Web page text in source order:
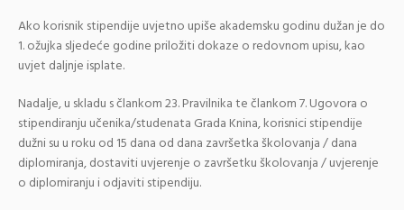
Ako korisnik stipendije uvjetno upiše akademsku godinu dužan je do
1. ožujka sljedeće godine priložiti dokaze o redovnom upisu, kao
uvjet daljnje isplate.
Nadalje, u skladu s člankom 23. Pravilnika te člankom 7. Ugovora o
stipendiranju učenika/studenata Grada Knina, korisnici stipendije
dužni su u roku od 15 dana od dana završetka školovanja / dana
diplomiranja, dostaviti uvjerenje o završetku školovanja / uvjerenje
o diplomiranju i odjaviti stipendiju.